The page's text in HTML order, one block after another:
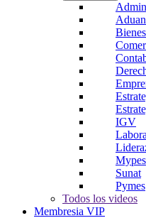
IGV
Mypes
Sunat
Pymes
Todos los videos
Membresia VIP